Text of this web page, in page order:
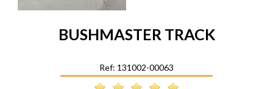
BUSHMASTER TRACK
Ref: 131002-00063